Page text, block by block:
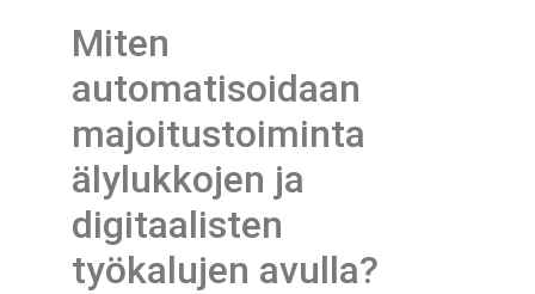
Miten
automatisoidaan
majoitustoiminta
älylukkojen ja
digitaalisten
työkalujen avulla?